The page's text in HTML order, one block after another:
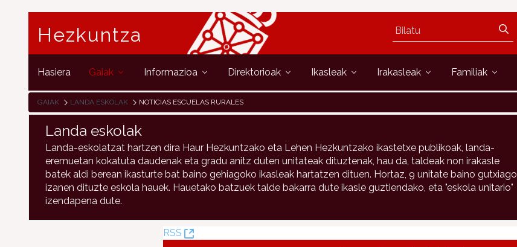
Hezkuntza
Hasiera Gaiak Informazioa Direktorioak Ikasleak Irakasleak Familiak
GAIAK LANDA ESKOLAK NOTICIAS ESCUELAS RURALES
Landa eskolak
Landa-eskolatzat hartzen dira Haur Hezkuntzako eta Lehen Hezkuntzako ikastetxe publikoak, landa-
eremuetan kokatuta daudenak eta gradu anitz duten unitateak dituztenak, hau da, taldeak non irakasle
batek aldi berean ikasturte bat baino gehiagoko ikasleak hartatzen dituen. Hortaz, 9 unitate baino gutxiago
izanen dituzte eskola hauek. Hauetako batzuek talde bakarra dute ikasle guztiendako, eta "eskola unitario"
izendapena dute.
RSS
(Leiho